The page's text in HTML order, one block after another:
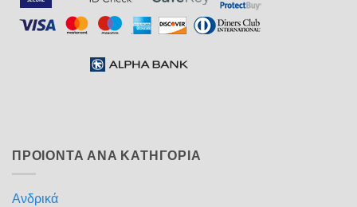
ΠΡΟΙΟΝΤΑ ΑΝΑ ΚΑΤΗΓΟΡΙΑ
Ανδρικά